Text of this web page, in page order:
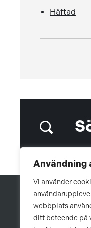
Användning
Vi använder
webbplats
ditt beteende på
Häftad